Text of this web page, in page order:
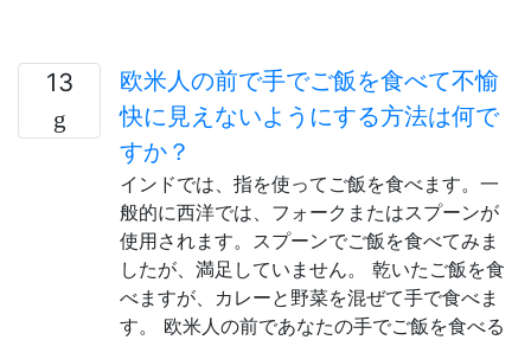
13
欧米人の前で手でご飯を食べて不愉
快に見えないようにする方法は何で
すか？
インドでは、指を使ってご飯を食べます。一
般的に西洋では、フォークまたはスプーンが
使用されます。スプーンでご飯を食べてみま
したが、満足していません。 乾いたご飯を食
べますが、カレーと野菜を混ぜて手で食べま
す。 欧米人の前であなたの手でご飯を食べる